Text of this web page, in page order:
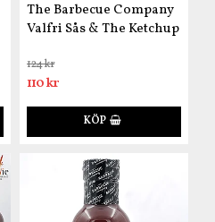
The Barbecue Company
Valfri Sås & The Ketchup
124 kr
110 kr
KÖP